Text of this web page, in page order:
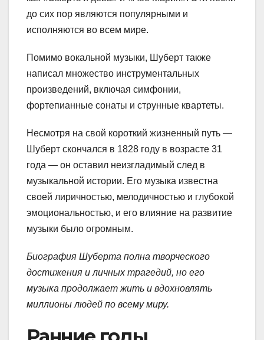
до сих пор являются популярными и
исполняются во всем мире.
Помимо вокальной музыки, Шуберт также
написал множество инструментальных
произведений, включая симфонии,
фортепианные сонаты и струнные квартеты.
Несмотря на свой короткий жизненный путь —
Шуберт скончался в 1828 году в возрасте 31
года — он оставил неизгладимый след в
музыкальной истории. Его музыка известна
своей лиричностью, мелодичностью и глубокой
эмоциональностью, и его влияние на развитие
музыки было огромным.
Биография Шуберта полна творческого
достижения и личных трагедий, но его
музыка продолжает жить и вдохновлять
миллионы людей по всему миру.